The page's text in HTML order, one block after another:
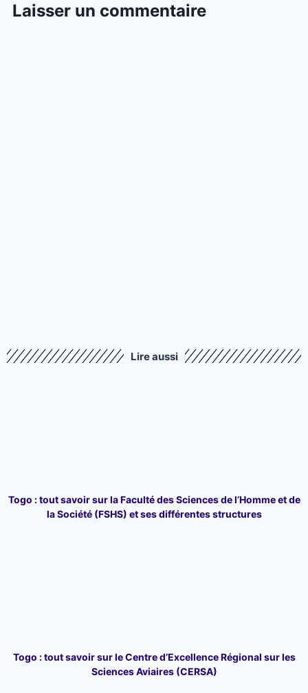
Laisser un commentaire
Lire aussi
Togo : tout savoir sur la Faculté des Sciences de l’Homme et de
la Société (FSHS) et ses différentes structures
Togo : tout savoir sur le Centre d’Excellence Régional sur les
Sciences Aviaires (CERSA)